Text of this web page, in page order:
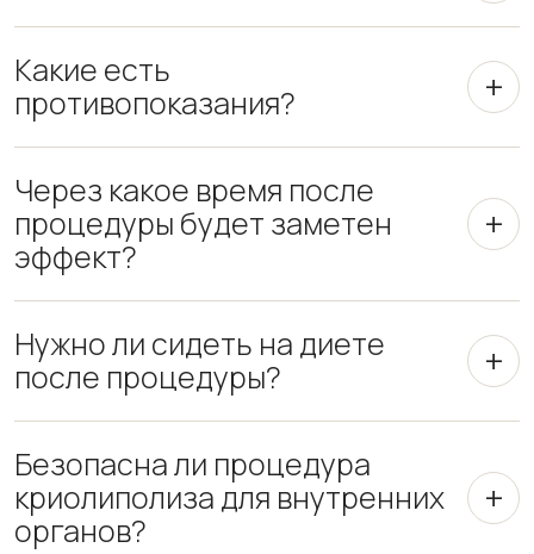
Какие есть
противопоказания?
Через какое время после
процедуры будет заметен
эффект?
Нужно ли сидеть на диете
после процедуры?
Безопасна ли процедура
криолиполиза для внутренних
органов?